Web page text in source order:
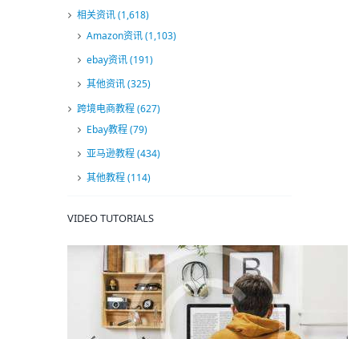
相关资讯(1,618)
Amazon资讯(1,103)
ebay资讯(191)
其他资讯(325)
跨境电商教程(627)
Ebay教程(79)
亚马逊教程(434)
其他教程(114)
VIDEO TUTORIALS